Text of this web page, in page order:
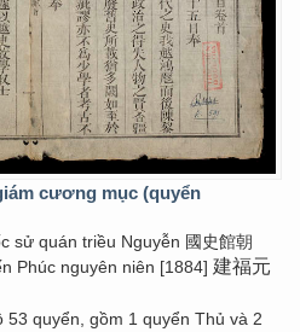
cương mục (quyển
sử quán triều Nguyễn 國史館朝
Phúc nguyên niên [1884] 建福元
53 quyển, gồm 1 quyển Thủ và 2